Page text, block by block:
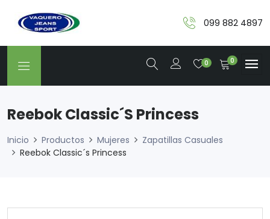
099 882 4897
0 0
Reebok Classic´s Princess
Inicio Productos Mujeres
Zapatillas Casuales
Reebok Classic´s Princess